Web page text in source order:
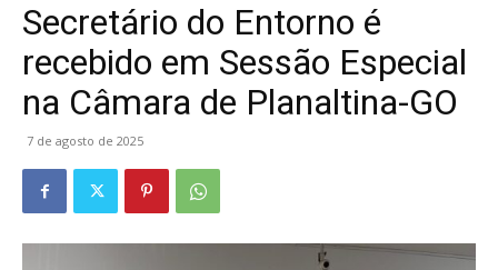
Secretário do Entorno é
recebido em Sessão Especial
na Câmara de Planaltina-GO
7 de agosto de 2025